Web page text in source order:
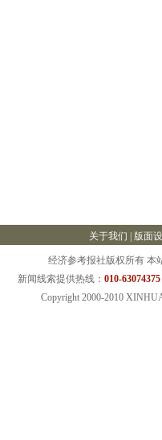
关于我们 版面
经济参考报社版权所有 本
新闻线索提供热线： 010-
Copyright 2000-2010